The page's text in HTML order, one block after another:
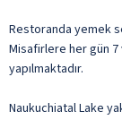
Restoranda yemek
Misafirlere her gün 7
yapılmaktadır.
Naukuchiatal Lake